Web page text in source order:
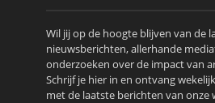
Wil jij op de hoogte blijven van de
nieuwsberichten, allerhande
onderzoeken over de impact van
Schrijf je hier in en ontvang
met de laatste berichten van onze